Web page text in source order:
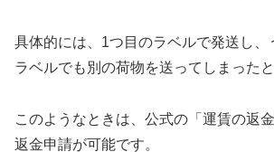
具体的には、1つ目のラベルで発送し、
ラベルでも別の荷物を送ってしまったと
このようなときは、公式の「運賃の返
返金申請が可能です。